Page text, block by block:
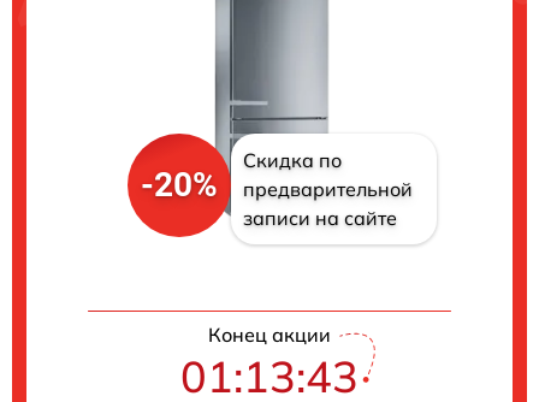
-20%
Скидка по
предварительной
записи на сайте
Конец акции
01:13:42